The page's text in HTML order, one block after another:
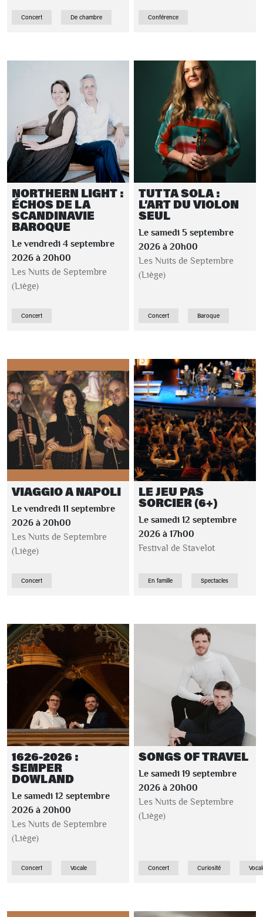
Concert De chambre Conférence
NORTHERN LIGHT :
ÉCHOS DE LA
SCANDINAVIE
BAROQUE
Le vendredi 4 septembre
2026 à 20h00
Les Nuits de Septembre
(Liège)
Concert
TUTTA SOLA :
L’ART DU VIOLON
SEUL
Le samedi 5 septembre
2026 à 20h00
Les Nuits de Septembre
(Liège)
Concert Baroque
VIAGGIO A NAPOLI
Le vendredi 11 septembre
2026 à 20h00
Les Nuits de Septembre
(Liège)
Concert
LE JEU PAS
SORCIER (6+)
Le samedi 12 septembre
2026 à 17h00
Festival de Stavelot
En famille Spectacles
1626-2026 :
SEMPER
DOWLAND
Le samedi 12 septembre
2026 à 20h00
Les Nuits de Septembre
(Liège)
Concert Vocale
SONGS OF TRAVEL
Le samedi 19 septembre
2026 à 20h00
Les Nuits de Septembre
(Liège)
Concert Curiosité